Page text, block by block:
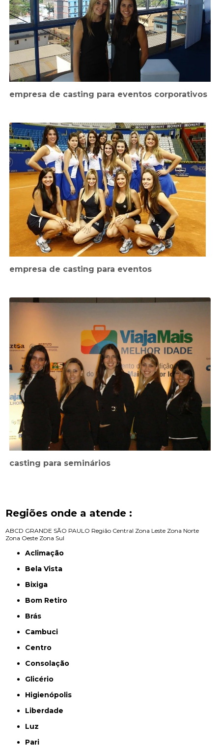
empresa de casting para eventos corporativos
empresa de casting para eventos
casting para seminários
Regiões onde a atende :
ABCD GRANDE SÃO PAULO Região Central Zona Leste Zona Norte
Zona Oeste Zona Sul
Aclimação
Bela Vista
Bixiga
Bom Retiro
Brás
Cambuci
Centro
Consolação
Glicério
Higienópolis
Liberdade
Luz
Pari